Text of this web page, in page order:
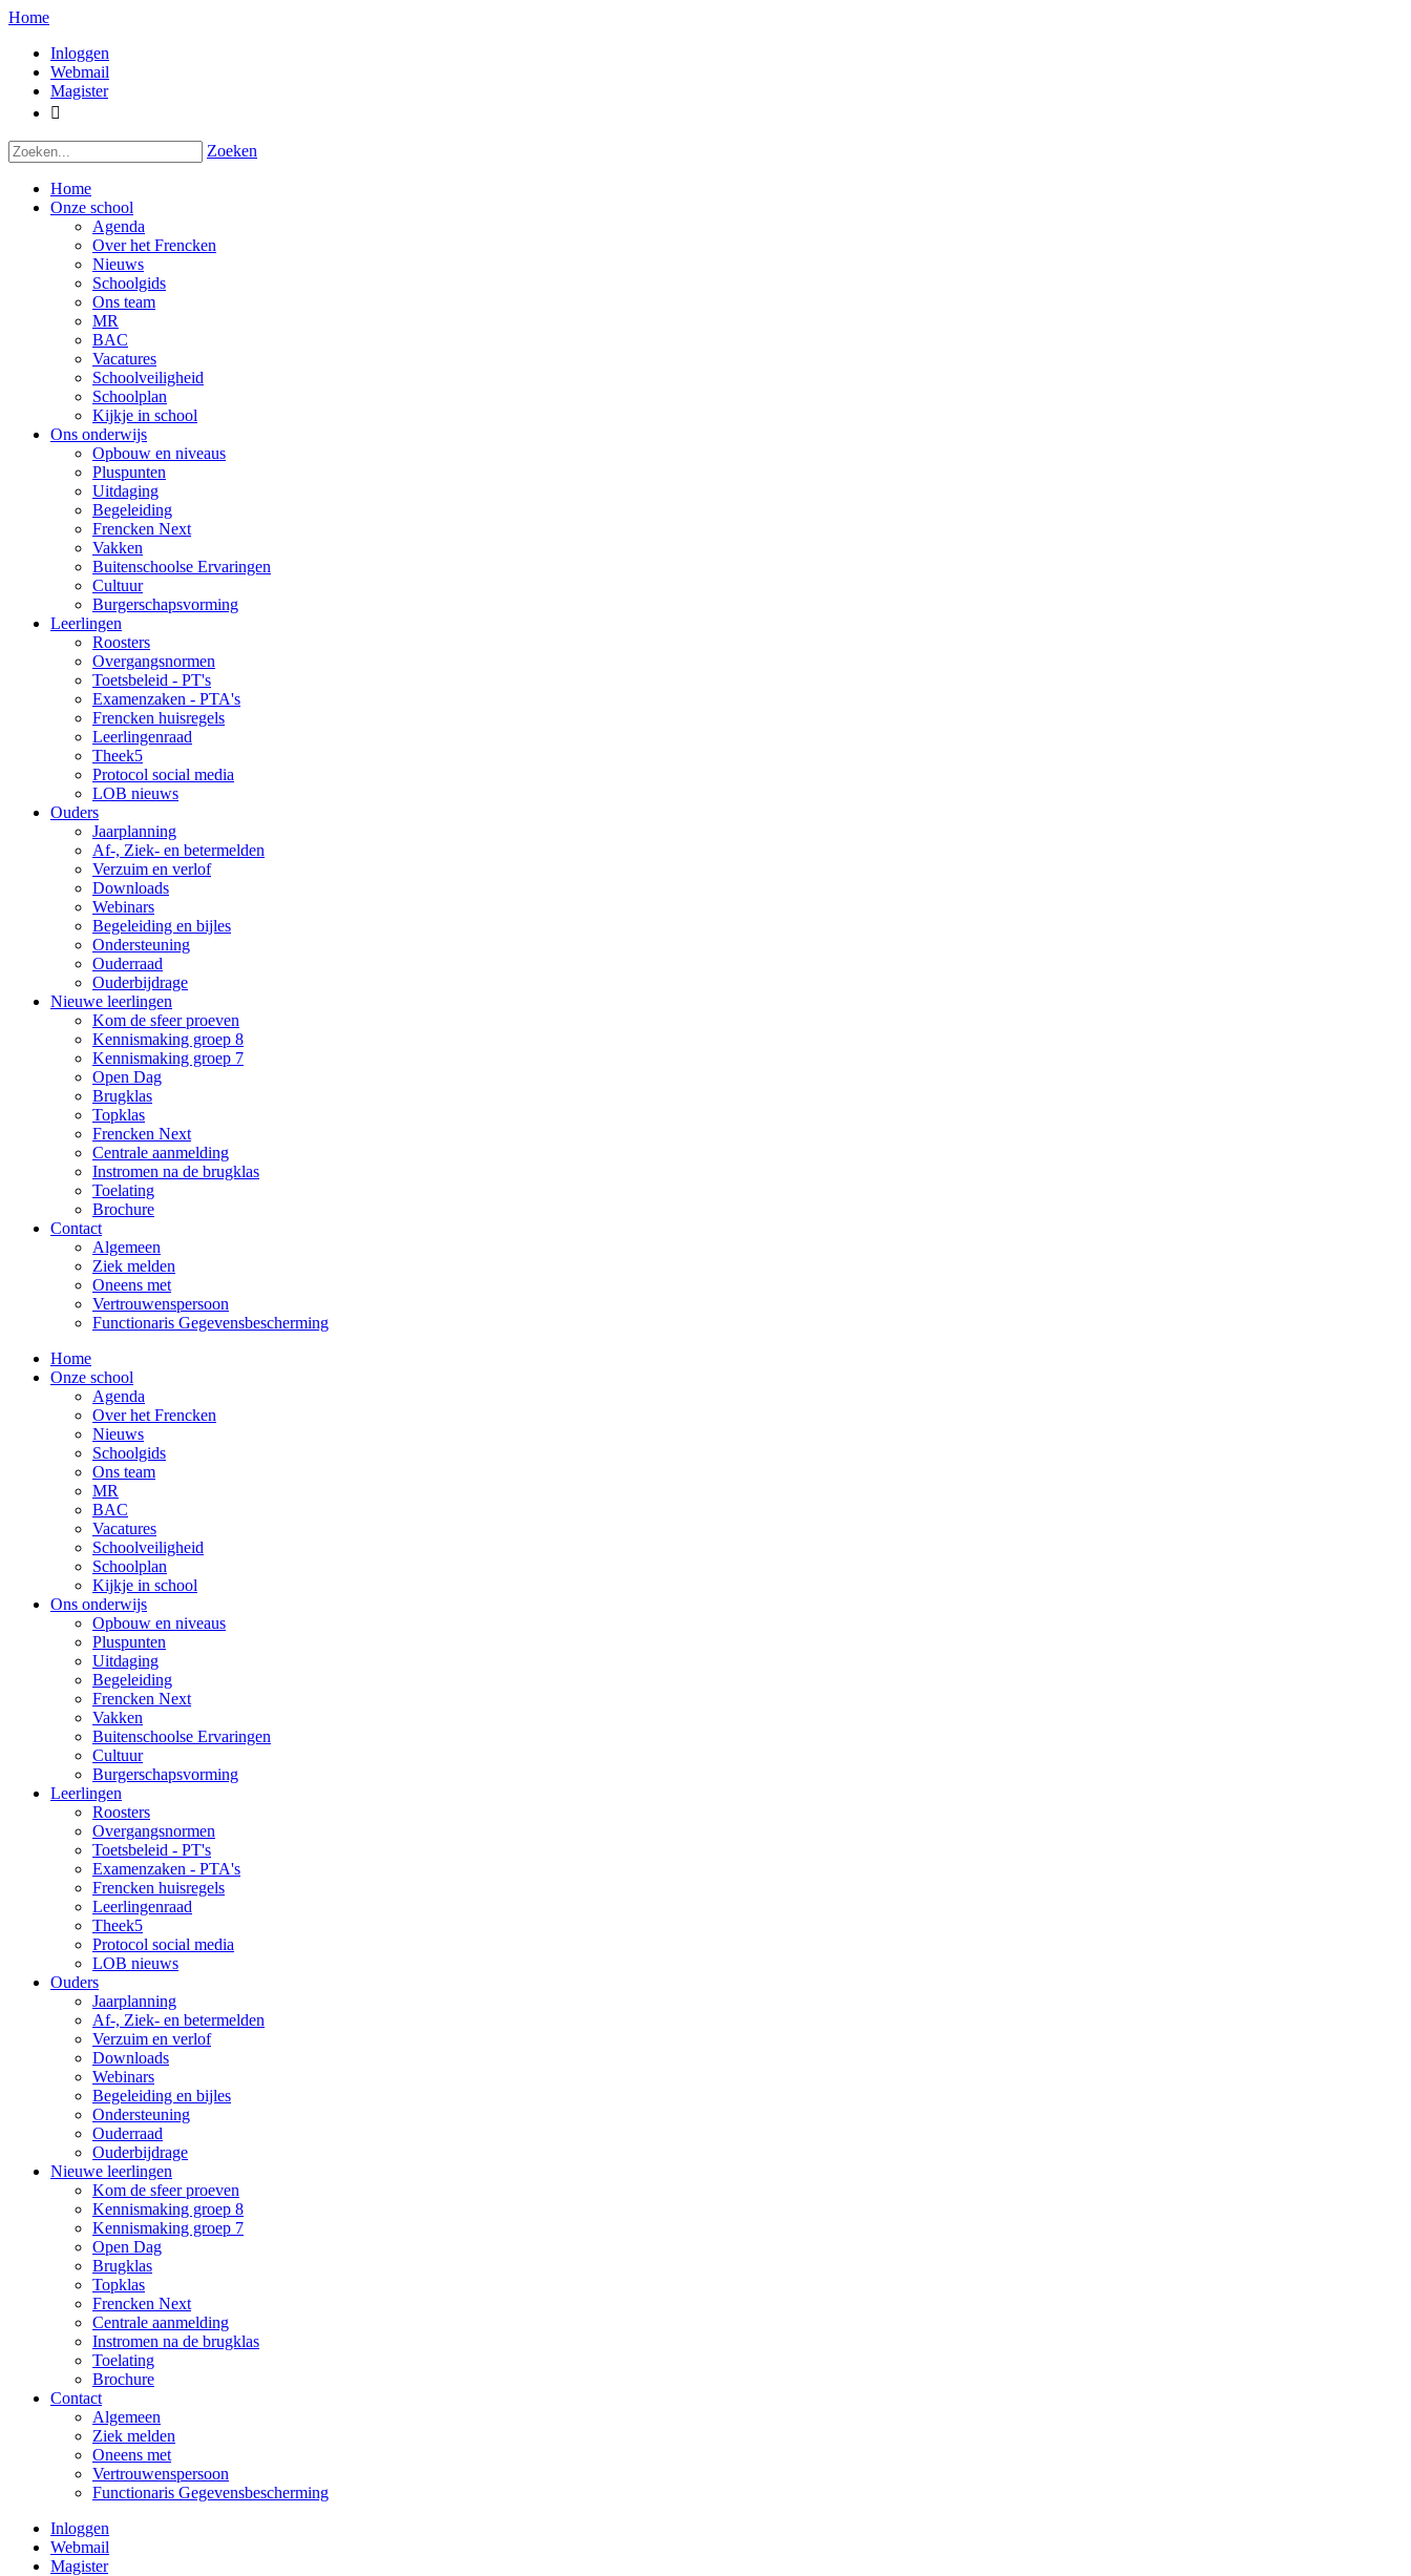
Home
Inloggen
Webmail
Magister

Zoeken
Home
Onze school
Agenda
Over het Frencken
Nieuws
Schoolgids
Ons team
MR
BAC
Vacatures
Schoolveiligheid
Schoolplan
Kijkje in school
Ons onderwijs
Opbouw en niveaus
Pluspunten
Uitdaging
Begeleiding
Frencken Next
Vakken
Buitenschoolse Ervaringen
Cultuur
Burgerschapsvorming
Leerlingen
Roosters
Overgangsnormen
Toetsbeleid - PT's
Examenzaken - PTA's
Frencken huisregels
Leerlingenraad
Theek5
Protocol social media
LOB nieuws
Ouders
Jaarplanning
Af-, Ziek- en betermelden
Verzuim en verlof
Downloads
Webinars
Begeleiding en bijles
Ondersteuning
Ouderraad
Ouderbijdrage
Nieuwe leerlingen
Kom de sfeer proeven
Kennismaking groep 8
Kennismaking groep 7
Open Dag
Brugklas
Topklas
Frencken Next
Centrale aanmelding
Instromen na de brugklas
Toelating
Brochure
Contact
Algemeen
Ziek melden
Oneens met
Vertrouwenspersoon
Functionaris Gegevensbescherming
Home
Onze school
Agenda
Over het Frencken
Nieuws
Schoolgids
Ons team
MR
BAC
Vacatures
Schoolveiligheid
Schoolplan
Kijkje in school
Ons onderwijs
Opbouw en niveaus
Pluspunten
Uitdaging
Begeleiding
Frencken Next
Vakken
Buitenschoolse Ervaringen
Cultuur
Burgerschapsvorming
Leerlingen
Roosters
Overgangsnormen
Toetsbeleid - PT's
Examenzaken - PTA's
Frencken huisregels
Leerlingenraad
Theek5
Protocol social media
LOB nieuws
Ouders
Jaarplanning
Af-, Ziek- en betermelden
Verzuim en verlof
Downloads
Webinars
Begeleiding en bijles
Ondersteuning
Ouderraad
Ouderbijdrage
Nieuwe leerlingen
Kom de sfeer proeven
Kennismaking groep 8
Kennismaking groep 7
Open Dag
Brugklas
Topklas
Frencken Next
Centrale aanmelding
Instromen na de brugklas
Toelating
Brochure
Contact
Algemeen
Ziek melden
Oneens met
Vertrouwenspersoon
Functionaris Gegevensbescherming
Inloggen
Webmail
Magister